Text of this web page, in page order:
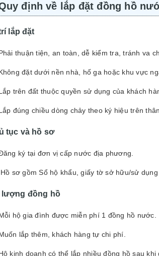
định về lắp đặt đồng hồ
lắp đặt
thuận tiện, an toàn, dễ kiểm tra, tránh va
đặt dưới nền nhà, hố ga hoặc khu vực
trên đất thuộc quyền sử dụng của khách
đúng chiều dòng chảy theo ký hiệu trên
tục và hồ sơ
ký tại đơn vị cấp nước địa phương.
sơ gồm Sổ hộ khẩu, giấy tờ sở hữu/sử
lượng đồng hồ
hộ gia đình được miễn phí 1 đồng hồ nước.
lắp thêm, khách hàng tự chi phí.
kinh doanh có thể lắp nhiều đồng hồ sau khi